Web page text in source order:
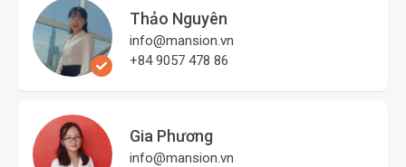
Thảo Nguyên
info@mansion.vn
+84 9057 478 86
Gia Phương
info@mansion.vn